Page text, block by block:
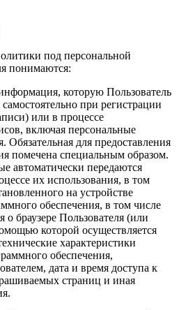
под персональной
понимаются:
которую Пользователь
самостоятельно при регистрации
или в процессе
включая персональные
Обязательная для предоставления
помечена специальным образом.
автоматически передаются
их использования, в том
на устройстве
обеспечения, в том числе
браузере Пользователя (или
которой осуществляется
характеристики
обеспечения,
дата и время доступа к
страниц и иная